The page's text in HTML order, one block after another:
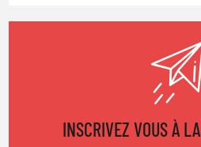
INSCRIVEZ VOUS À